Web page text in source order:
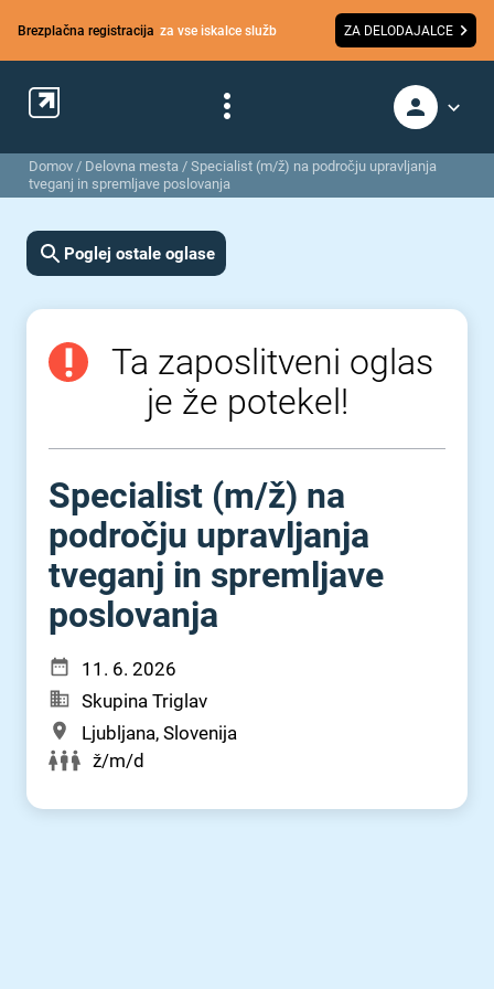
Brezplačna registracija za vse iskalce služb ZA DELODAJALCE
Domov / Delovna mesta / Specialist (m/ž) na področju upravljanja
tveganj in spremljave poslovanja
Poglej ostale oglase
Ta zaposlitveni oglas
je že potekel!
Specialist (m⁠/⁠ž) na
področju upravljanja
tveganj in spremljave
poslovanja
11. 6. 2026
Skupina Triglav
Ljubljana, Slovenija
ž/m/d